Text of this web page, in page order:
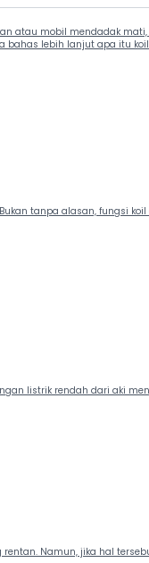
atau mobil mendadak
bahas lebih lanjut apa itu koil
tanpa alasan, fungsi
listrik rendah dari aki
Namun, jika hal